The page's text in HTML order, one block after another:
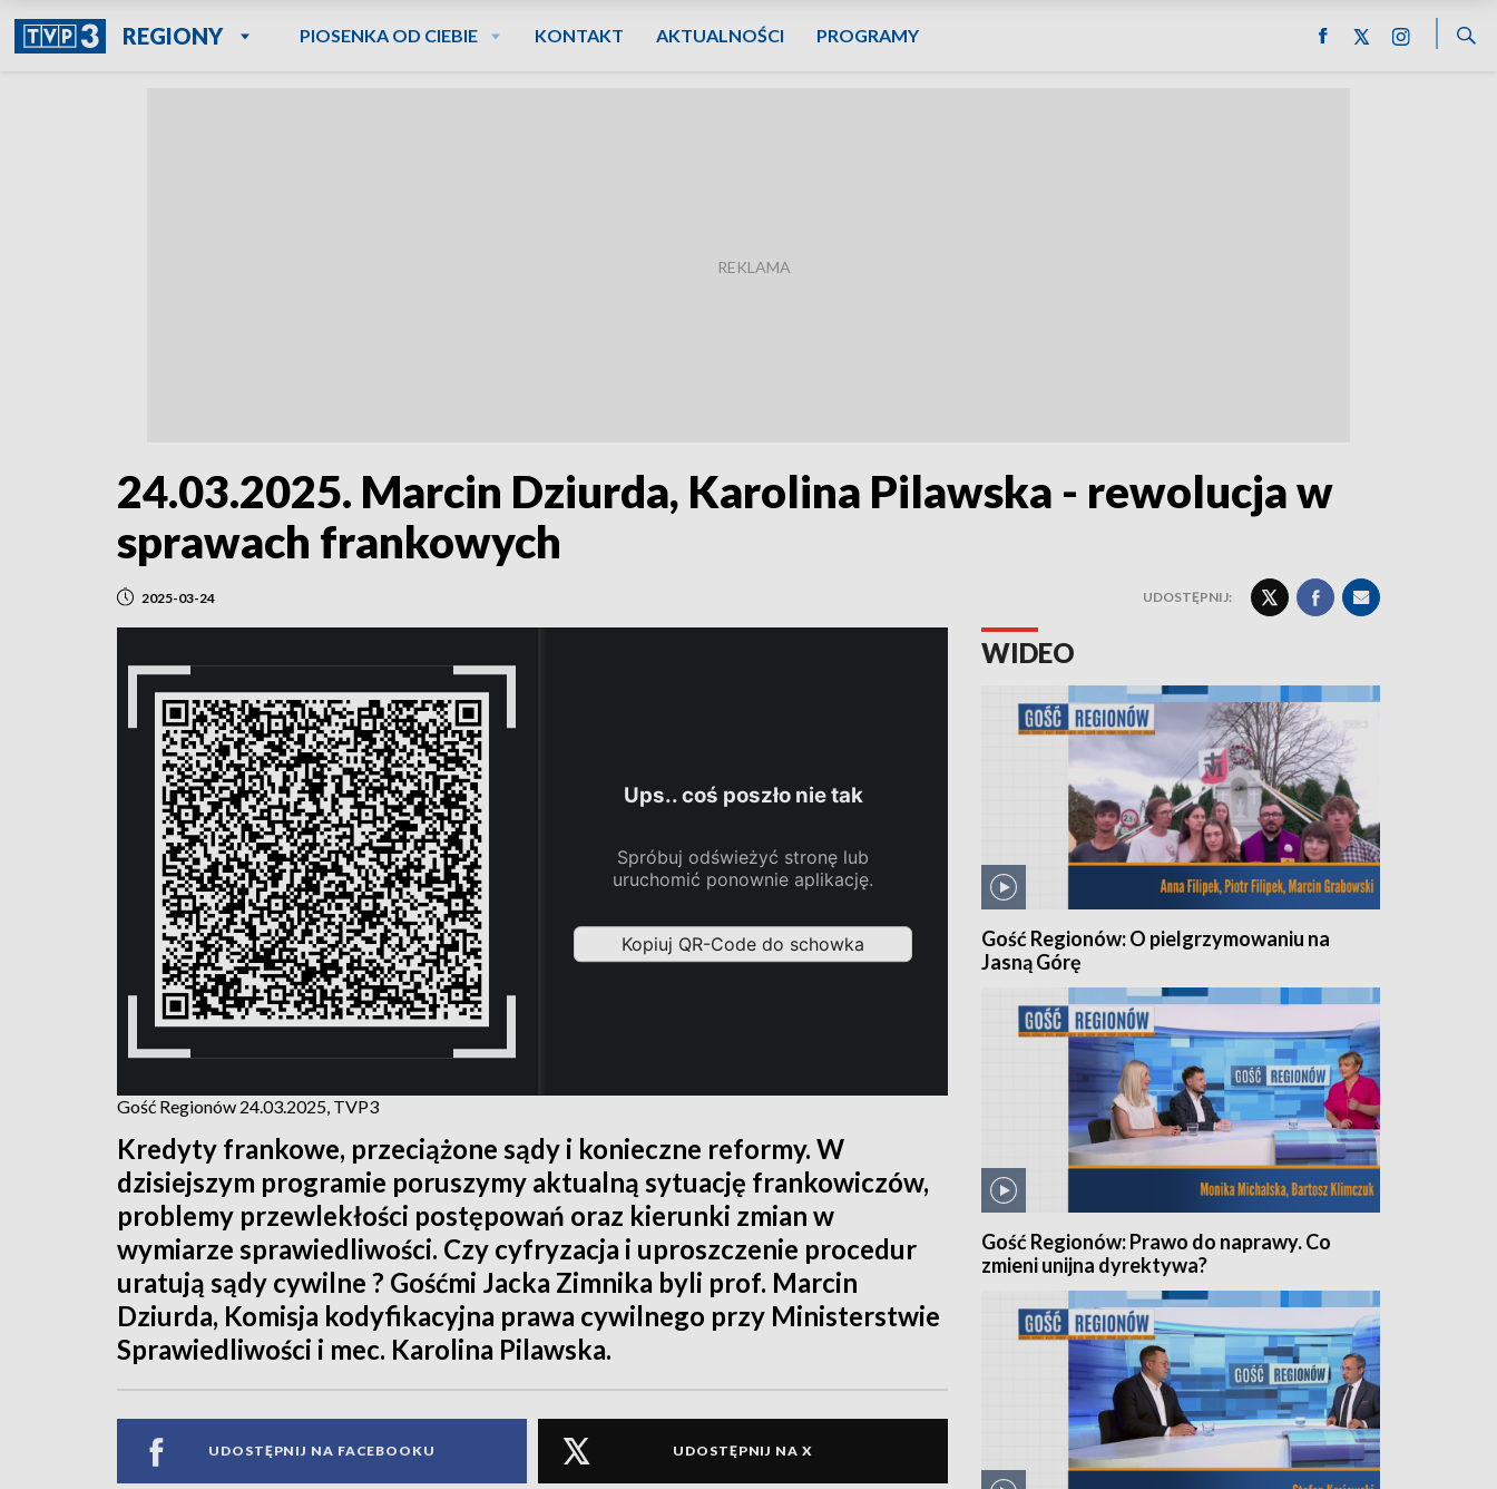
REGIONY PIOSENKA OD CIEBIE KONTAKT AKTUALNOŚCI PROGRAMY
24.03.2025. Marcin Dziurda, Karolina Pilawska - rewolucja w
sprawach frankowych
2025-03-24 UDOSTĘPNIJ:
Gość Regionów 24.03.2025, TVP3
Kredyty frankowe, przeciążone sądy i konieczne reformy. W
dzisiejszym programie poruszymy aktualną sytuację frankowiczów,
problemy przewlekłości postępowań oraz kierunki zmian w
wymiarze sprawiedliwości. Czy cyfryzacja i uproszczenie procedur
uratują sądy cywilne ? Gośćmi Jacka Zimnika byli prof. Marcin
Dziurda, Komisja kodyfikacyjna prawa cywilnego przy Ministerstwie
Sprawiedliwości i mec. Karolina Pilawska.
UDOSTĘPNIJ NA FACEBOOKU UDOSTĘPNIJ NA X
WIDEO
Gość Regionów: O pielgrzymowaniu na
Jasną Górę
Gość Regionów: Prawo do naprawy. Co
zmieni unijna dyrektywa?